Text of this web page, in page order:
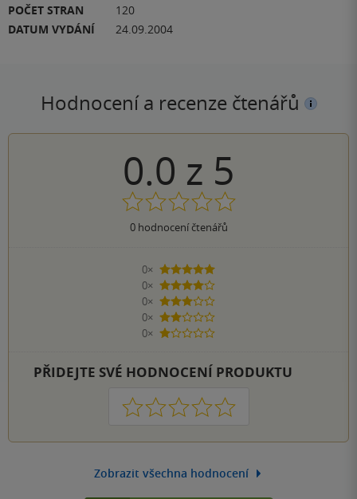
POČET STRAN
120
DATUM VYDÁNÍ
24.09.2004
Hodnocení a recenze čtenářů
0.0 z 5
0hodnocení čtenářů
0×
5 hvězdiček
0×
4 hvězdičky
0×
3 hvězdičky
0×
2 hvězdičky
0×
1 hvezdička
PŘIDEJTE SVÉ HODNOCENÍ PRODUKTU
1 2 3 4 5
Zobrazit všechna hodnocení